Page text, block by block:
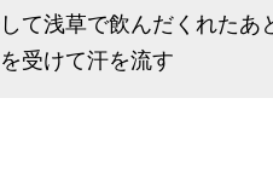
て浅草で飲んだくれたあ
受けて汗を流す